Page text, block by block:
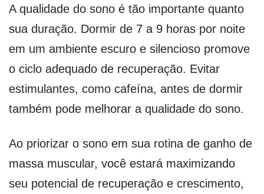
A qualidade do sono é tão importante quanto
sua duração. Dormir de 7 a 9 horas por noite
em um ambiente escuro e silencioso promove
o ciclo adequado de recuperação. Evitar
estimulantes, como cafeína, antes de dormir
também pode melhorar a qualidade do sono.
Ao priorizar o sono em sua rotina de ganho de
massa muscular, você estará maximizando
seu potencial de recuperação e crescimento,